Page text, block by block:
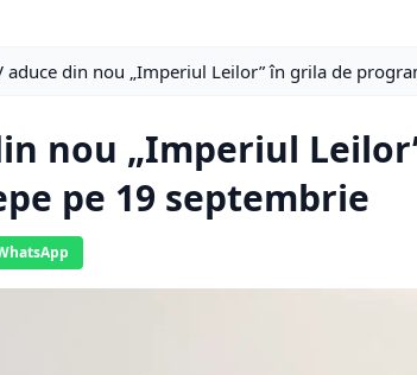
aduce din nou „Imperiul Leilor” în grila de
nou „Imperiul
pe 19 septembrie